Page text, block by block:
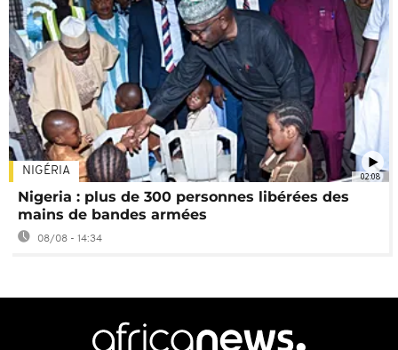
02:08
NIGÉRIA
Nigeria : plus de 300 personnes libérées des
mains de bandes armées
08/08 - 14:34